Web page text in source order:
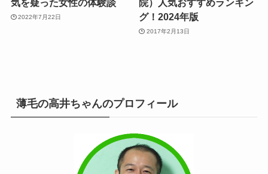
気を疑った女性の体験談
2022年7月22日
院）人気おすすめランキン
グ！2024年版
2017年2月13日
薄毛の高井ちゃんのプロフィール